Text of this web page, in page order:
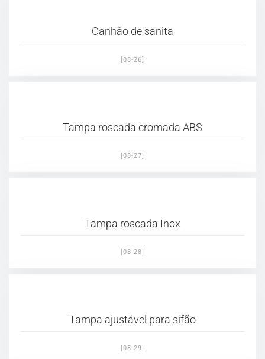
Canhão de sanita
[08-26]
Tampa roscada cromada ABS
[08-27]
Tampa roscada Inox
[08-28]
Tampa ajustável para sifão
[08-29]